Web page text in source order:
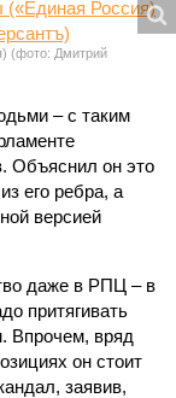
(фото: Дмитрий
– с таким
Объяснил он это
его ребра, а
версией
даже в РПЦ – в
притягивать
Впрочем, вряд
он стоит
заявив,